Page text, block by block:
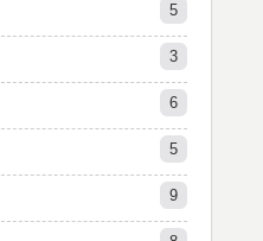
5
3
6
5
9